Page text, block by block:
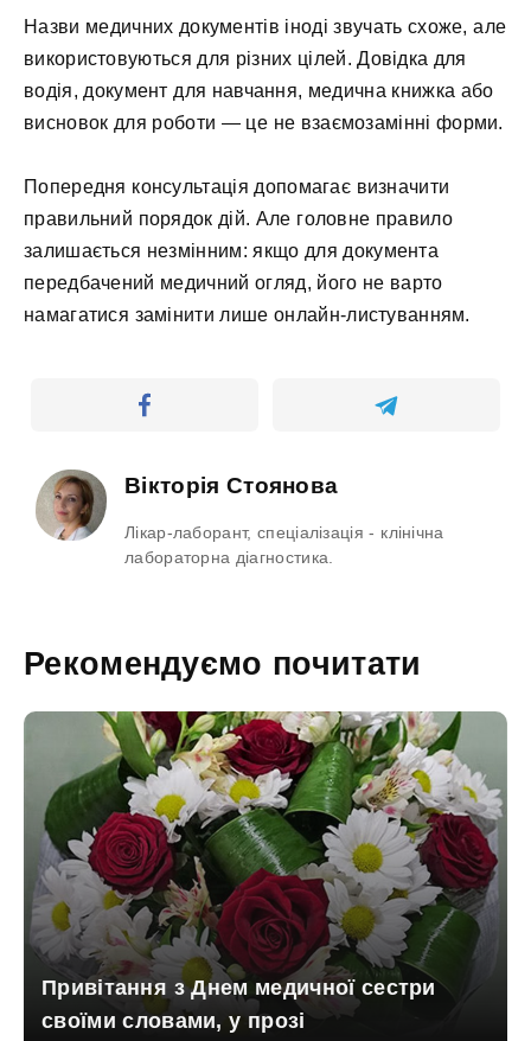
Назви медичних документів іноді звучать схоже, але
використовуються для різних цілей. Довідка для
водія, документ для навчання, медична книжка або
висновок для роботи — це не взаємозамінні форми.
Попередня консультація допомагає визначити
правильний порядок дій. Але головне правило
залишається незмінним: якщо для документа
передбачений медичний огляд, його не варто
намагатися замінити лише онлайн-листуванням.
Вікторія Стоянова
Лікар-лаборант, спеціалізація - клінічна
лабораторна діагностика.
Рекомендуємо почитати
Привітання з Днем медичної сестри
своїми словами, у прозі